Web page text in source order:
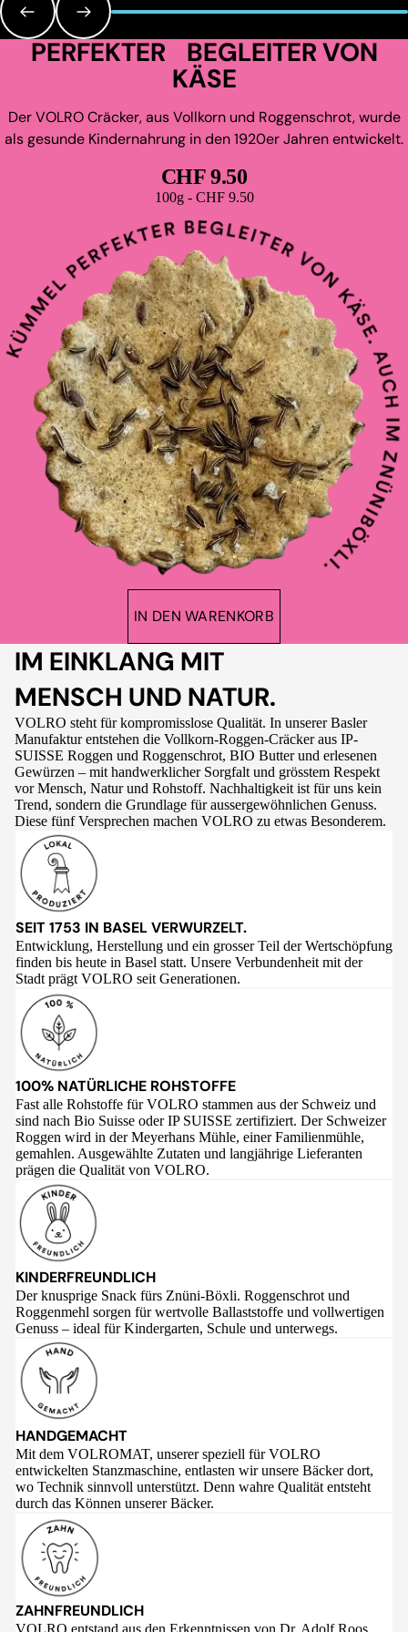
PERFEKTER BEGLEITER VON
KÄSE
Der VOLRO Cräcker, aus Vollkorn und Roggenschrot, wurde
als gesunde Kindernahrung in den 1920er Jahren entwickelt.
CHF 9.50
Grundpreis
100g - CHF 9.50
IN DEN WARENKORB
IM EINKLANG MIT
MENSCH UND NATUR.
VOLRO steht für kompromisslose Qualität. In unserer Basler
Manufaktur entstehen die Vollkorn-Roggen-Cräcker aus IP-
SUISSE Roggen und Roggenschrot, BIO Butter und erlesenen
Gewürzen – mit handwerklicher Sorgfalt und grösstem Respekt
vor Mensch, Natur und Rohstoff. Nachhaltigkeit ist für uns kein
Trend, sondern die Grundlage für aussergewöhnlichen Genuss.
Diese fünf Versprechen machen VOLRO zu etwas Besonderem.
SEIT 1753 IN BASEL VERWURZELT.
Entwicklung, Herstellung und ein grosser Teil der Wertschöpfung
finden bis heute in Basel statt. Unsere Verbundenheit mit der
Stadt prägt VOLRO seit Generationen.
100% NATÜRLICHE ROHSTOFFE
Fast alle Rohstoffe für VOLRO stammen aus der Schweiz und
sind nach Bio Suisse oder IP SUISSE zertifiziert. Der Schweizer
Roggen wird in der Meyerhans Mühle, einer Familienmühle,
gemahlen. Ausgewählte Zutaten und langjährige Lieferanten
prägen die Qualität von VOLRO.
KINDERFREUNDLICH
Der knusprige Snack fürs Znüni-Böxli. Roggenschrot und
Roggenmehl sorgen für wertvolle Ballaststoffe und vollwertigen
Genuss – ideal für Kindergarten, Schule und unterwegs.
HANDGEMACHT
Mit dem VOLROMAT, unserer speziell für VOLRO
entwickelten Stanzmaschine, entlasten wir unsere Bäcker dort,
wo Technik sinnvoll unterstützt. Denn wahre Qualität entsteht
durch das Können unserer Bäcker.
ZAHNFREUNDLICH
VOLRO entstand aus den Erkenntnissen von Dr. Adolf Roos,